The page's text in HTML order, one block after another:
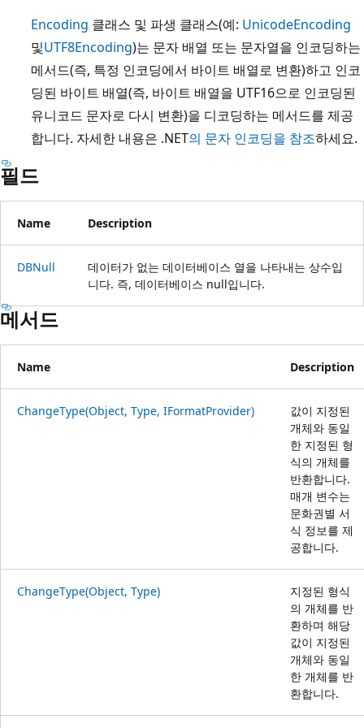
Encoding 클래스 및 파생 클래스(예: UnicodeEncoding
및UTF8Encoding)는 문자 배열 또는 문자열을 인코딩하는
메서드(즉, 특정 인코딩에서 바이트 배열로 변환)하고 인코
딩된 바이트 배열(즉, 바이트 배열을 UTF16으로 인코딩된
유니코드 문자로 다시 변환)을 디코딩하는 메서드를 제공
합니다. 자세한 내용은 .NET의 문자 인코딩을 참조하세요.
필드
Name Description
DBNull
데이터가 없는 데이터베이스 열을 나타내는 상수입
니다. 즉, 데이터베이스 null입니다.
메서드
Name Description
ChangeType(Object, Type, IFormatProvider)
값이 지정된
개체와 동일
한 지정된 형
식의 개체를
반환합니다.
매개 변수는
문화권별 서
식 정보를 제
공합니다.
ChangeType(Object, Type)
지정된 형식
의 개체를 반
환하며 해당
값이 지정된
개체와 동일
한 개체를 반
환합니다.